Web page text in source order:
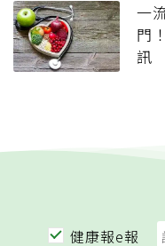
一
門
訊
健康報e報